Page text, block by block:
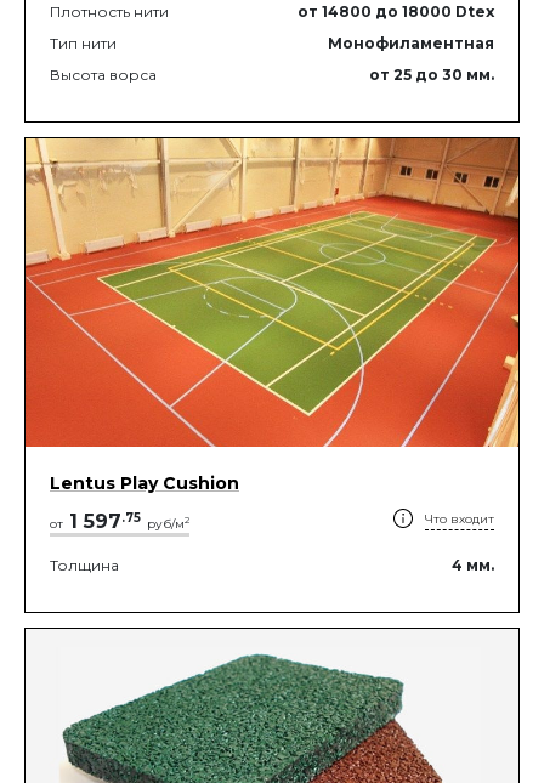
Плотность нити от 14800 до 18000 Dtex
Тип нити
Монофиламентная
Высота ворса
от 25 до 30 мм.
Lentus Play Cushion
от 1 597.75 руб/м2 Что входит
Толщина 4 мм.